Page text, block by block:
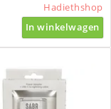
Hadiethshop
In winkelwagen